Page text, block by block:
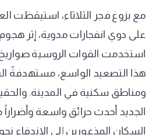
مع بزوغ فجر الثلاثاء، استيقظت
على دوي انفجارات مدوية، إثر
استخدمت القوات الروسية
هذا التصعيد الواسع، مستهدفةً
ومناطق سكنية في المدينة.
الجديد أحدث حرائق واسعة وأضراراً
السكان المذعورين إلى الاندفاع